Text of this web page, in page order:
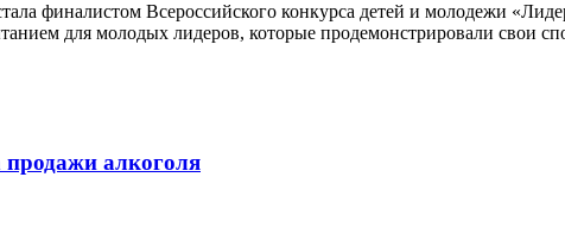
финалистом Всероссийского конкурса детей и молодежи
для молодых лидеров, которые продемонстрировали свои
продажи алкоголя